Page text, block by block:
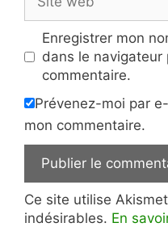
web
Enregistrer mon
dans le navigateur
commentaire.
Prévenez-moi par
mon commentaire.
Ce site utilise
indésirables. En